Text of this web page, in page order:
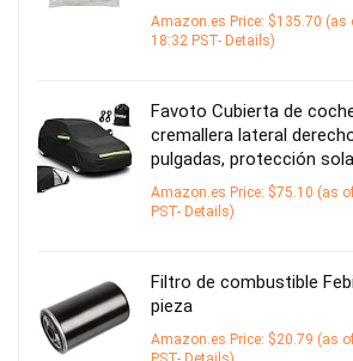
Amazon.es Price: $135.70 (as
18:32 PST- Details)
Favoto Cubierta de
cremallera lateral
pulgadas, protección
Amazon.es Price: $75.10 (as
PST- Details)
Filtro de combustible
pieza
Amazon.es Price: $20.79 (as